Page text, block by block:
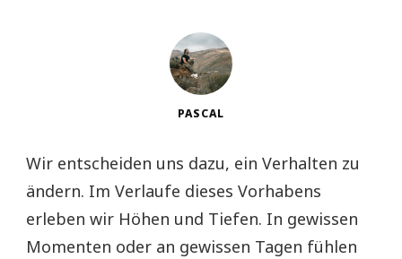
PASCAL
Wir entscheiden uns dazu, ein Verhalten zu
ändern. Im Verlaufe dieses Vorhabens
erleben wir Höhen und Tiefen. In gewissen
Momenten oder an gewissen Tagen fühlen